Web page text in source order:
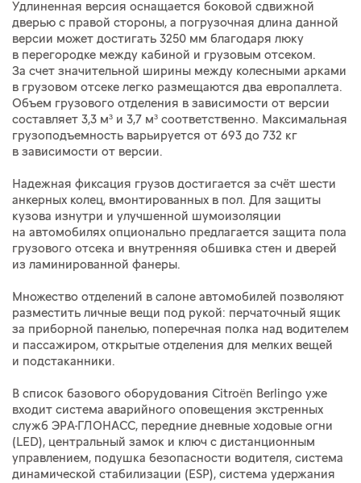
Удлиненная версия оснащается боковой сдвижной
дверью с правой стороны, а погрузочная длина данной
версии может достигать 3250 мм благодаря люку
в перегородке между кабиной и грузовым отсеком.
За счет значительной ширины между колесными арками
в грузовом отсеке легко размещаются два европаллета.
Объем грузового отделения в зависимости от версии
составляет 3,3 м³ и 3,7 м³ соответственно. Максимальная
грузоподъемность варьируется от 693 до 732 кг
в зависимости от версии.
Надежная фиксация грузов достигается за счёт шести
анкерных колец, вмонтированных в пол. Для защиты
кузова изнутри и улучшенной шумоизоляции
на автомобилях опционально предлагается защита пола
грузового отсека и внутренняя обшивка стен и дверей
из ламинированной фанеры.
Множество отделений в салоне автомобилей позволяют
разместить личные вещи под рукой: перчаточный ящик
за приборной панелью, поперечная полка над водителем
и пассажиром, открытые отделения для мелких вещей
и подстаканники.
В список базового оборудования Citroën Berlingo уже
входит система аварийного оповещения экстренных
служб ЭРА-ГЛОНАСС, передние дневные ходовые огни
(LED), центральный замок и ключ с дистанционным
управлением, подушка безопасности водителя, система
динамической стабилизации (ESP), система удержания